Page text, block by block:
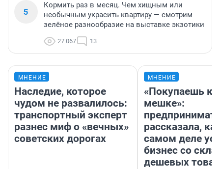
5
Кормить раз в месяц. Чем хищным или
необычным украсить квартиру — смотрим
зелёное разнообразие на выставке экзотики
27 067 13
МНЕНИЕ
Наследие, которое
чудом не развалилось:
транспортный эксперт
разнес миф о «вечных»
советских дорогах
МНЕНИЕ
«Покупаешь
мешке»:
рассказала,
самом деле
бизнес со
дешевых